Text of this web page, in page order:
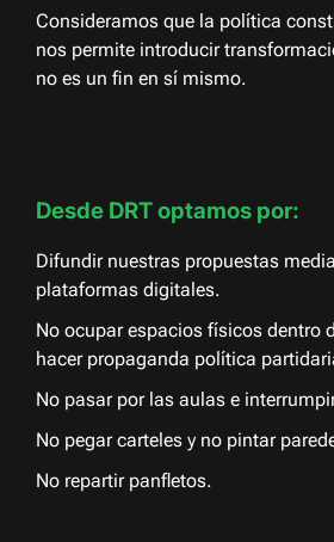
Consideramos que la política
nos permite introducir
no es un fin en sí mismo.
Desde DRT optamos por:
Difundir nuestras propuestas
plataformas digitales.
No ocupar espacios físicos dentro
hacer propaganda política
No pasar por las aulas e
No pegar carteles y no pintar
No repartir panfletos.